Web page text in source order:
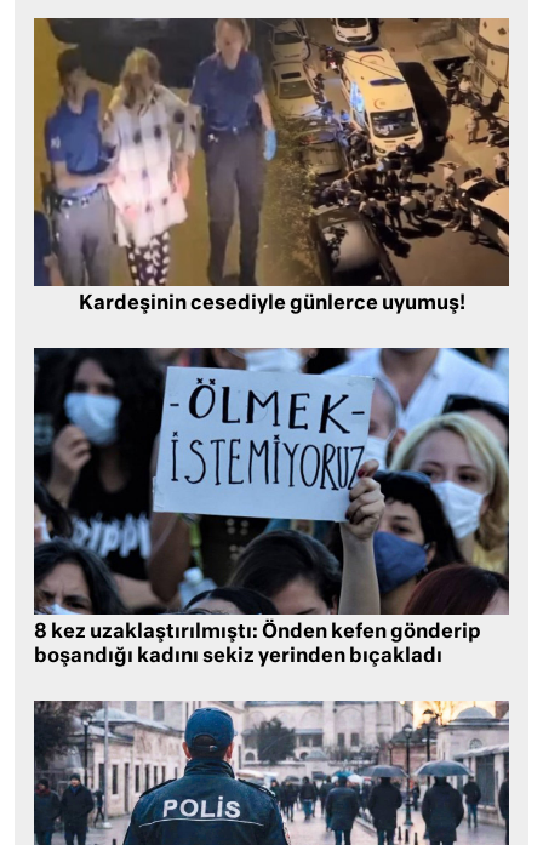
Kardeşinin cesediyle günlerce uyumuş!
8 kez uzaklaştırılmıştı: Önden kefen gönderip
boşandığı kadını sekiz yerinden bıçakladı